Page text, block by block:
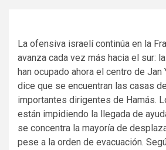
La ofensiva israelí continúa en la
avanza cada vez más hacia el sur:
han ocupado ahora el centro de Jan
dice que se encuentran las casas
importantes dirigentes de Hamás.
están impidiendo la llegada de
se concentra la mayoría de
pese a la orden de evacuación.